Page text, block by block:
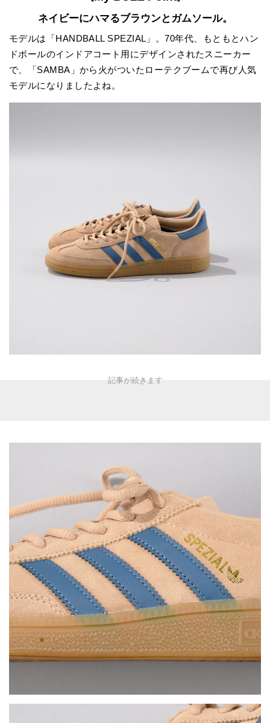
ネイビーにハマるブラウンとガムソール。
モデルは「HANDBALL SPEZIAL」。70年代、もともとハン
ドボールのインドアコート用にデザインされたスニーカー
で、「SAMBA」から火がついたローテクブームで再び人気
モデルになりましたよね。